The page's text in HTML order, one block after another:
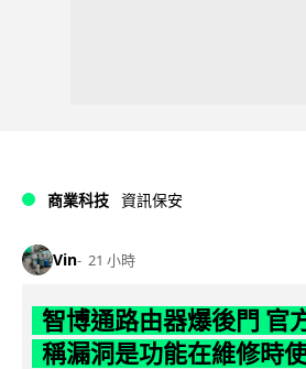
商業科技 資訊保安
Vin 21 小時
智博通路由器爆後門 官
稱漏洞是功能在維修時